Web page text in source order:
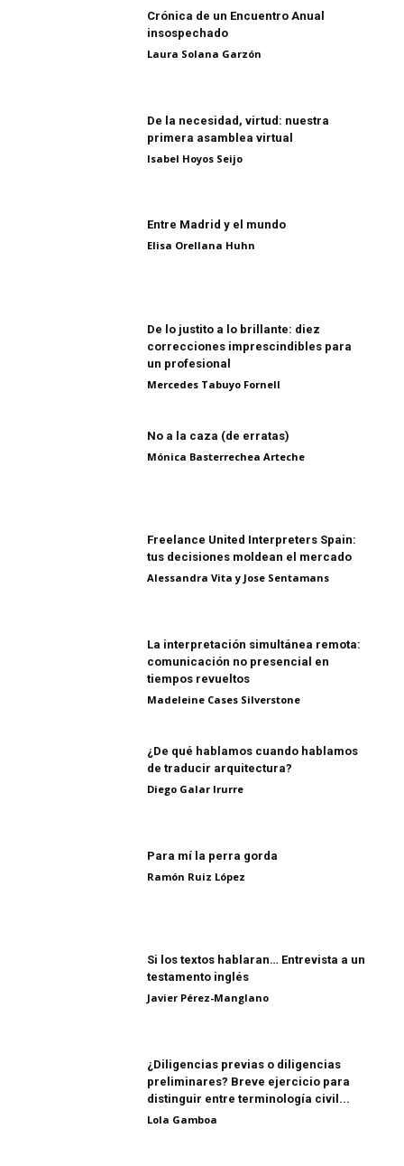
Crónica de un Encuentro Anual
insospechado
Laura Solana Garzón
De la necesidad, virtud: nuestra
primera asamblea virtual
Isabel Hoyos Seijo
Entre Madrid y el mundo
Elisa Orellana Huhn
De lo justito a lo brillante: diez
correcciones imprescindibles para
un profesional
Mercedes Tabuyo Fornell
No a la caza (de erratas)
Mónica Basterrechea Arteche
Freelance United Interpreters Spain:
tus decisiones moldean el mercado
Alessandra Vita y Jose Sentamans
La interpretación simultánea remota:
comunicación no presencial en
tiempos revueltos
Madeleine Cases Silverstone
¿De qué hablamos cuando hablamos
de traducir arquitectura?
Diego Galar Irurre
Para mí la perra gorda
Ramón Ruiz López
Si los textos hablaran… Entrevista a un
testamento inglés
Javier Pérez-Manglano
¿Diligencias previas o diligencias
preliminares? Breve ejercicio para
distinguir entre terminología civil...
Lola Gamboa